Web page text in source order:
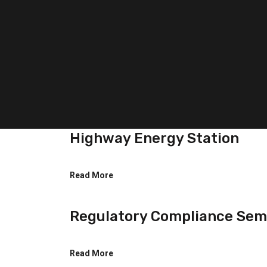
Highway Energy Station
Read More
Regulatory Compliance
Read More